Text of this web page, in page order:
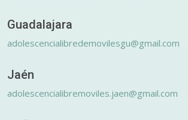
Guadalajara
adolescencialibredemovilesgu@gmail.com
Jaén
adolescencialibremoviles.jaen@gmail.com